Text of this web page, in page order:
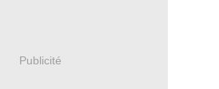
Publicité